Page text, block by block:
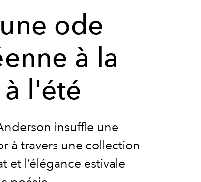
ode
à la
l'été
insuffle une
à travers une collection
et l’élégance estivale